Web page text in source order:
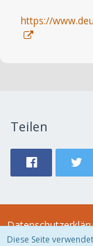
https://
Teilen
Diese Seite